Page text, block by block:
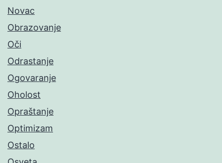
Novac
Obrazovanje
Oči
Odrastanje
Ogovaranje
Oholost
Opraštanje
Optimizam
Ostalo